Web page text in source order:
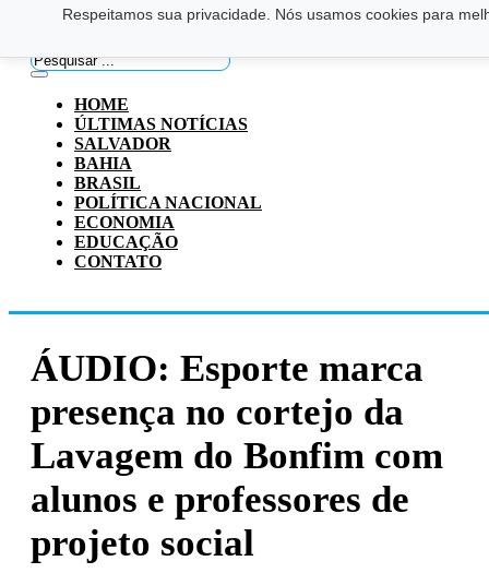
Respeitamos sua privacidade. Nós usamos cookies para
Saltar para o conteúdo principal Ir para o footer
Pesquisar
...
HOME
ÚLTIMAS NOTÍCIAS
SALVADOR
BAHIA
BRASIL
POLÍTICA NACIONAL
ECONOMIA
EDUCAÇÃO
CONTATO
ÁUDIO: Esporte marca
presença no cortejo da
Lavagem do Bonfim com
alunos e professores de
projeto social